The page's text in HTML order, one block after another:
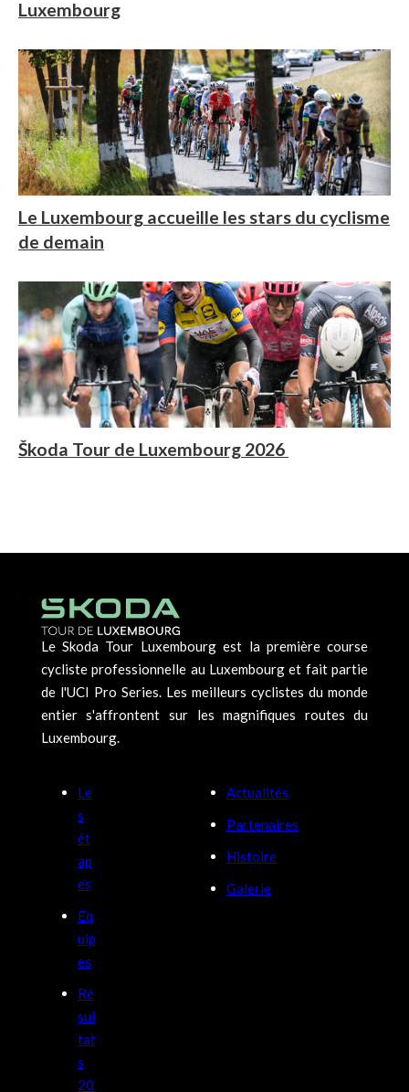
Luxembourg
Le Luxembourg accueille les stars du cyclisme
de demain
Škoda Tour de Luxembourg 2026
Le Skoda Tour Luxembourg est la première course
cycliste professionnelle au Luxembourg et fait partie
de l'UCI Pro Series. Les meilleurs cyclistes du monde
entier s'affrontent sur les magnifiques routes du
Luxembourg.
Le
s
ét
ap
es
Eq
uip
es
Ré
sul
tat
s
20
Actualités
Partenaires
Histoire
Galerie